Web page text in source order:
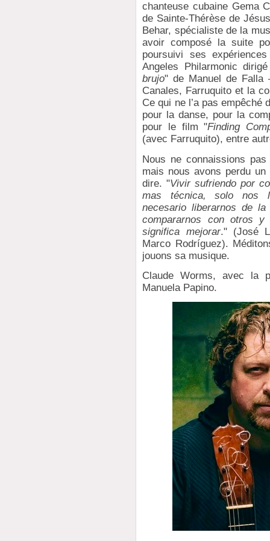
chanteuse cubaine Gema
de Sainte-Thérèse de
Behar, spécialiste de la
avoir composé la suite
poursuivi ses
Angeles Philarmonic
brujo" de Manuel de
Canales, Farruquito et la
Ce qui ne l’a pas empêché
pour la danse, pour la
pour le film "Finding
(avec Farruquito), entre
Nous ne connaissions
mais nous avons perdu
dire. "Vivir sufriendo por
mas técnica, solo nos
necesario liberarnos de
compararnos con otros
significa mejorar." (José
Marco Rodríguez).
jouons sa musique.
Claude Worms, avec la
Manuela Papino.